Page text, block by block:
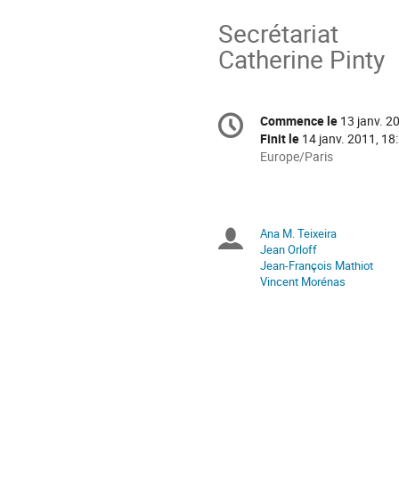
Secrétariat
Catherine Pinty
Information
de
Date/Heure
Commence le 13 janv.
Finit le 14 janv. 2011,
Toutes
en
Europe/Paris
Europe/Paris
Présidents
de
Ana M. Teixeira
Jean Orloff
Jean-François Mathiot
Vincent Morénas